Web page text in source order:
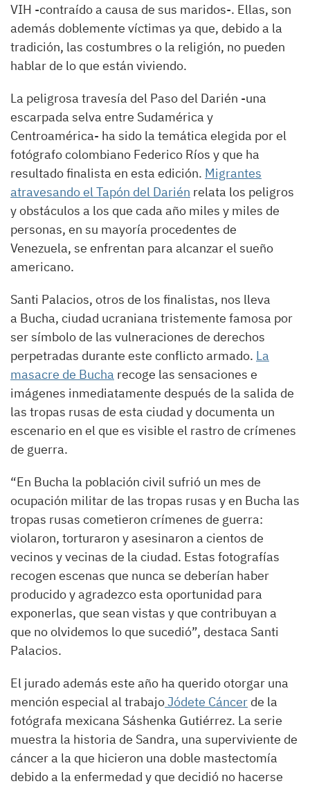
VIH -contraído a causa de sus maridos-. Ellas, son
además doblemente víctimas ya que, debido a la
tradición, las costumbres o la religión, no pueden
hablar de lo que están viviendo.
La peligrosa travesía del Paso del Darién -una
escarpada selva entre Sudamérica y
Centroamérica- ha sido la temática elegida por el
fotógrafo colombiano Federico Ríos y que ha
resultado finalista en esta edición. Migrantes
atravesando el Tapón del Darién relata los peligros
y obstáculos a los que cada año miles y miles de
personas, en su mayoría procedentes de
Venezuela, se enfrentan para alcanzar el sueño
americano.
Santi Palacios, otros de los finalistas, nos lleva
a Bucha, ciudad ucraniana tristemente famosa por
ser símbolo de las vulneraciones de derechos
perpetradas durante este conflicto armado. La
masacre de Bucha recoge las sensaciones e
imágenes inmediatamente después de la salida de
las tropas rusas de esta ciudad y documenta un
escenario en el que es visible el rastro de crímenes
de guerra.
“En Bucha la población civil sufrió un mes de
ocupación militar de las tropas rusas y en Bucha las
tropas rusas cometieron crímenes de guerra:
violaron, torturaron y asesinaron a cientos de
vecinos y vecinas de la ciudad. Estas fotografías
recogen escenas que nunca se deberían haber
producido y agradezco esta oportunidad para
exponerlas, que sean vistas y que contribuyan a
que no olvidemos lo que sucedió”, destaca Santi
Palacios.
El jurado además este año ha querido otorgar una
mención especial al trabajoJódete Cáncer de la
fotógrafa mexicana Sáshenka Gutiérrez. La serie
muestra la historia de Sandra, una superviviente de
cáncer a la que hicieron una doble mastectomía
debido a la enfermedad y que decidió no hacerse